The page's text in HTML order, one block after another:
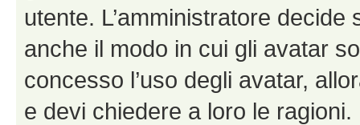
utente. L’amministratore
anche il modo in cui gli avatar
concesso l’uso degli avatar,
e devi chiedere a loro le ragioni.